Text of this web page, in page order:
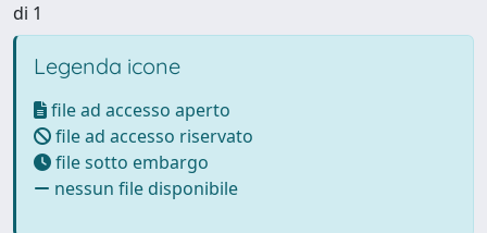
di 1
Legenda icone
file ad accesso aperto
file ad accesso riservato
file sotto embargo
nessun file disponibile